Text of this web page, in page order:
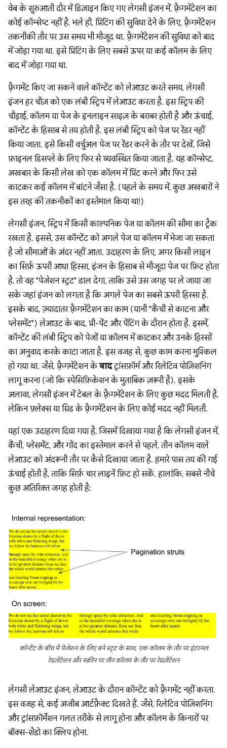
वेब के शुरुआती दौर में डिज़ाइन किए गए लेगसी इंजन में, फ़्रैगमेंटेशन का
कोई कॉन्सेप्ट नहीं है. भले ही, प्रिंटिंग की सुविधा देने के लिए, फ़्रैगमेंटेशन
तकनीकी तौर पर उस समय भी मौजूद था. फ़्रैगमेंटेशन की सुविधा को बाद
में जोड़ा गया था. इसे प्रिंटिंग के लिए सबसे ऊपर या कई कॉलम के लिए
बाद में जोड़ा गया था.
फ़्रैगमेंट किए जा सकने वाले कॉन्टेंट को लेआउट करते समय, लेगसी
इंजन हर चीज़ को एक लंबी स्ट्रिप में लेआउट करता है. इस स्ट्रिप की
चौड़ाई, कॉलम या पेज के इनलाइन साइज़ के बराबर होती है और ऊंचाई,
कॉन्टेंट के हिसाब से तय होती है. इस लंबी स्ट्रिप को पेज पर रेंडर नहीं
किया जाता. इसे किसी वर्चुअल पेज पर रेंडर करने के तौर पर देखें, जिसे
फ़ाइनल डिसप्ले के लिए फिर से व्यवस्थित किया जाता है. यह कॉन्सेप्ट,
अखबार के किसी लेख को एक कॉलम में प्रिंट करने और फिर उसे
काटकर कई कॉलम में बांटने जैसा है. (पहले के समय में, कुछ अखबारों ने
इस तरह की तकनीकों का इस्तेमाल किया था!)
लेगसी इंजन, स्ट्रिप में किसी काल्पनिक पेज या कॉलम की सीमा का ट्रैक
रखता है. इससे, उस कॉन्टेंट को अगले पेज या कॉलम में भेजा जा सकता
है जो सीमाओं के अंदर नहीं आता. उदाहरण के लिए, अगर किसी लाइन
का सिर्फ़ ऊपरी आधा हिस्सा, इंजन के हिसाब से मौजूदा पेज पर फ़िट होता
है, तो वह "पेजेशन स्ट्रट" डाल देगा, ताकि उसे उस जगह पर ले जाया जा
सके जहां इंजन को लगता है कि अगले पेज का सबसे ऊपरी हिस्सा है.
इसके बाद, ज़्यादातर फ़्रैगमेंटेशन का काम (यानी "कैंची से काटना और
प्लेसमेंट") लेआउट के बाद, प्री-पेंट और पेंटिंग के दौरान होता है. इसमें,
कॉन्टेंट की लंबी स्ट्रिप को पेजों या कॉलम में काटकर और उनके हिस्सों
का अनुवाद करके काटा जाता है. इस वजह से, कुछ काम करना मुश्किल
हो गया था. जैसे, फ़्रैगमेंटेशन केबादट्रांसफ़ॉर्म और रिलेटिव पोज़िशनिंग
लागू करना (जो कि स्पेसिफ़िकेशन के मुताबिक ज़रूरी है). इसके
अलावा, लेगसी इंजन में टेबल के फ़्रैगमेंटेशन के लिए कुछ मदद मिलती है,
लेकिन फ़्लेक्स या ग्रिड के फ़्रैगमेंटेशन के लिए कोई मदद नहीं मिलती.
यहां एक उदाहरण दिया गया है, जिसमें दिखाया गया है कि लेगसी इंजन में,
कैंची, प्लेसमेंट, और गोंद का इस्तेमाल करने से पहले, तीन कॉलम वाले
लेआउट को अंदरूनी तौर पर कैसे दिखाया जाता है. हमारे पास तय की गई
ऊंचाई होती है, ताकि सिर्फ़ चार लाइनें फ़िट हो सकें. हालांकि, सबसे नीचे
कुछ अतिरिक्त जगह होती है:
कॉन्टेंट के बीच में पेजेशन के लिए बने स्ट्रट के साथ, एक कॉलम के तौर पर इंटरनल
रेप्रज़ेंटेशन और स्क्रीन पर तीन कॉलम के तौर पर रेप्रज़ेंटेशन
लेगसी लेआउट इंजन, लेआउट के दौरान कॉन्टेंट को फ़्रैगमेंट नहीं करता.
इस वजह से, कई अजीब आर्टफ़ैक्ट दिखते हैं. जैसे, रिलेटिव पोज़िशनिंग
और ट्रांसफ़ॉर्मेशन गलत तरीके से लागू होना और कॉलम के किनारों पर
बॉक्स-शैडो का क्लिप होना.